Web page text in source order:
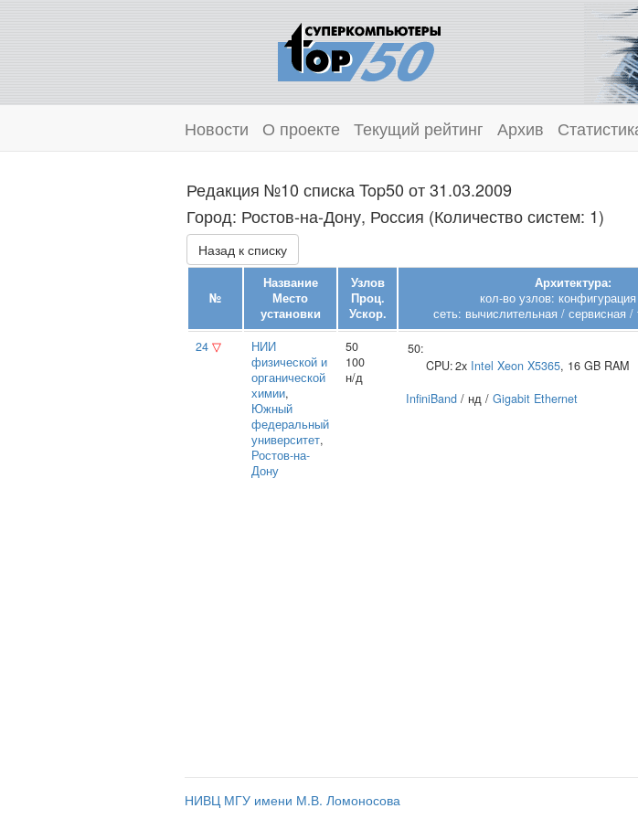
Новости О проекте Текущий рейтинг Архив
Редакция №10 списка Top50 от 31.03.2009
Город: Ростов-на-Дону, Россия (Количество систем: 1)
Назад к списку
№
Название
Место
установки
Узлов
Проц.
Ускор.
Архитектура:
кол-во узлов:
сеть: вычислительная / сервисная /
24 ▽
НИИ
физической и
органической
химии,
Южный
федеральный
университет,
Ростов-на-
Дону
50
100
н/д
50:
CPU:2x Intel Xeon X5365, 16 GB RAM
InfiniBand / нд / Gigabit Ethernet
НИВЦ МГУ имени М.В. Ломоносова